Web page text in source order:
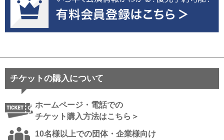
チケットの購入について
ホームページ・電話での
チケット購入方法はこちら＞
10名様以上での団体・企業様向け